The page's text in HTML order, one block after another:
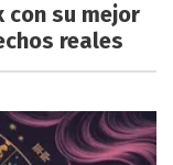
con su mejor
reales